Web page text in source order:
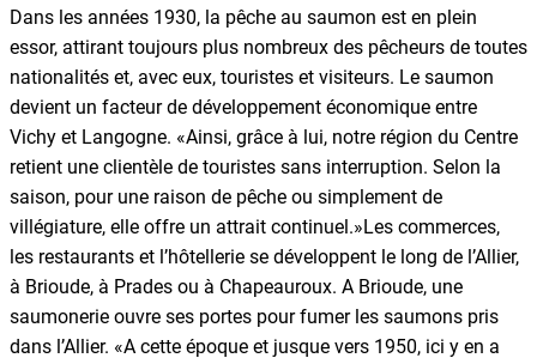
Dans les années 1930, la pêche au saumon est en plein
essor, attirant toujours plus nombreux des pêcheurs de toutes
nationalités et, avec eux, touristes et visiteurs. Le saumon
devient un facteur de développement économique entre
Vichy et Langogne. «Ainsi, grâce à lui, notre région du Centre
retient une clientèle de touristes sans interruption. Selon la
saison, pour une raison de pêche ou simplement de
villégiature, elle offre un attrait continuel.»Les commerces,
les restaurants et l’hôtellerie se développent le long de l’Allier,
à Brioude, à Prades ou à Chapeauroux. A Brioude, une
saumonerie ouvre ses portes pour fumer les saumons pris
dans l’Allier. «A cette époque et jusque vers 1950, ici y en a